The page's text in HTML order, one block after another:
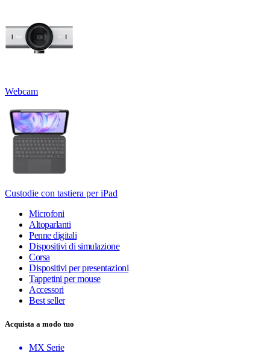
Webcam
Custodie con tastiera per iPad
Microfoni
Altoparlanti
Penne digitali
Dispositivi di simulazione
Corsa
Dispositivi per presentazioni
Tappetini per mouse
Accessori
Best seller
Acquista a modo tuo
MX Serie